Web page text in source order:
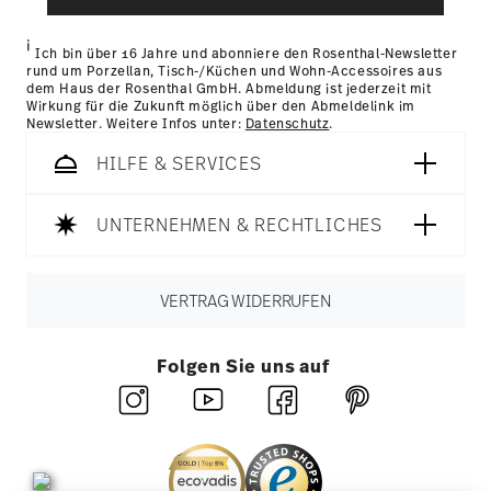
gesammelt haben.
Retouren:Für Retouren nutzen Sie bitte
i Ich bin über 16 Jahre und abonniere den Rosenthal-Newsletter
rund um Porzellan, Tisch-/Küchen und Wohn-Accessoires aus
dem Haus der Rosenthal GmbH. Abmeldung ist jederzeit mit
Wirkung für die Zukunft möglich über den Abmeldelink im
Newsletter. Weitere Infos unter: Datenschutz.
HILFE & SERVICES
UNTERNEHMEN & RECHTLICHES
VERTRAG WIDERRUFEN
Folgen Sie uns auf